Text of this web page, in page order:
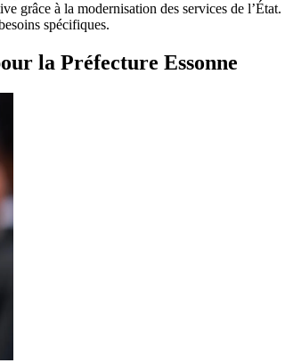
grâce à la modernisation des services de l’État.
spécifiques.
la Préfecture Essonne